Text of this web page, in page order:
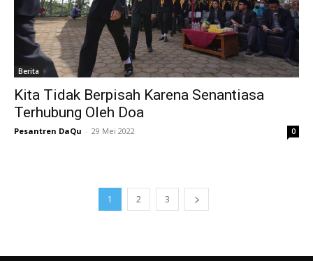
Berita
Kita Tidak Berpisah Karena Senantiasa
Terhubung Oleh Doa
Pesantren DaQu - 29 Mei 2022 0
1 2 3